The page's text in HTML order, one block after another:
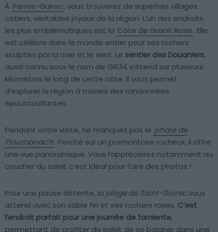
À Perros-Guirec, vous trouverez de superbes villages
côtiers, véritables joyaux de la région. L’un des endroits
les plus emblématiques est la Côte de Granit Rose. Elle
est célèbre dans le monde entier pour ses rochers
sculptés par la mer et le vent. Le sentier des Douaniers,
aussi connu sous le nom de GR34, s’étend sur plusieurs
kilomètres le long de cette côte. Il vous permet
d’explorer la région à travers des randonnées
époustouflantes.
Pendant votre visite, ne manquez pas le phare de
Ploumanac’h. Perché sur un promontoire rocheux, il offre
une vue panoramique. Vous l’apprécierez notamment au
coucher du soleil, c’est idéal pour faire des photos !
Pour une pause détente, la plage de Saint-Guirecvous
attend avec son sable fin et ses rochers roses. C’est
l’endroit parfait pour une journée de farniente,
permettant de profiter du soleil, de se baigner dans une